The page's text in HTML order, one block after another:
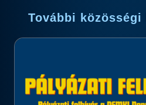
További